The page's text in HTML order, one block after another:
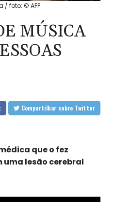
/ foto: © AFP
MÚSICA
Compartilhar sobre Twitter
que o fez
uma lesão cerebral